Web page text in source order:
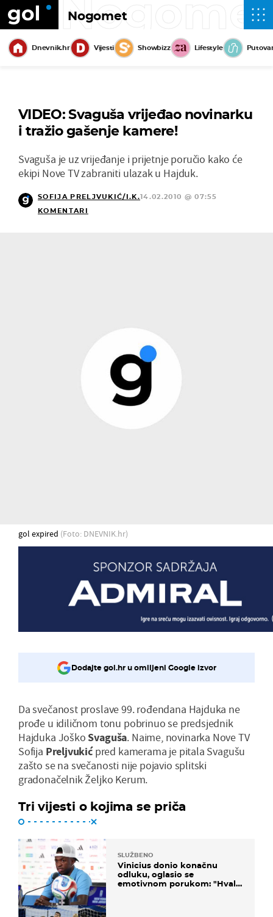
Nogomet
Dnevnik.hr Vijesti Showbizz Lifestyle
VIDEO: Svaguša vrijeđao novinarku
i tražio gašenje kamere!
Svaguša je uz vrijeđanje i prijetnje poručio kako će
ekipi Nove TV zabraniti ulazak u Hajduk.
SOFIJA PRELJVUKIĆ/I.K.14.02.2010 @ 07:55
KOMENTARI
gol expired (Foto: DNEVNIK.hr)
Dodajte gol.hr u omiljeni Google izvor
Da svečanost proslave 99. rođendana Hajduka ne
prođe u idiličnom tonu pobrinuo se predsjednik
Hajduka Joško Svaguša. Naime, novinarka Nove TV
Sofija Preljvukićpred kamerama je pitala Svagušu
zašto se na svečanosti nije pojavio splitski
gradonačelnik Željko Kerum.
Tri vijesti o kojima se priča
SLUŽBENO
Vinicius donio konačnu
odluku, oglasio se
emotivnom porukom: "Hvala